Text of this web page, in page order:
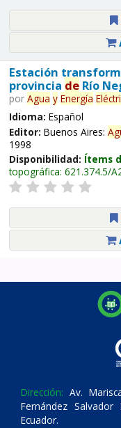
Estación
provincia deRío
por Agua y Energía
Idioma: Español
Editor: Buenos Aires:
1998
Disponibilidad: Ítems
topográfica: 621.374.5/
Dirección: Av.
Fernández
Ecuador.